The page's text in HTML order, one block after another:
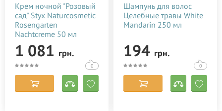
Крем ночной "Розовый
сад" Styx Naturcosmetic
Rosengarten
Nachtcreme 50 мл
1 081 грн.
0
Шампунь для волос
Целебные травы White
Mandarin 250 мл
194 грн.
0